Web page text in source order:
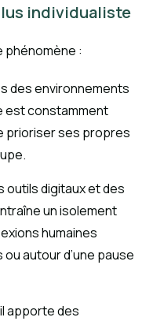
individualiste
phénomène :
des environnements
est constamment
prioriser ses propres
outils digitaux et des
un isolement
humaines
autour d’une pause
apporte des